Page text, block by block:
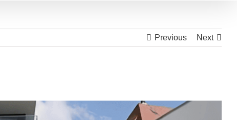
Previous Next